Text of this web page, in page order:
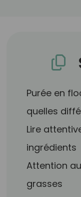
Purée en
quelles
Lire
ingrédients
Attention
grasses